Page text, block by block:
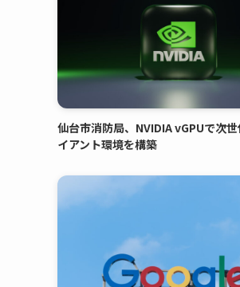
仙台市消防局、NVIDIA vGPUで次
イアント環境を構築